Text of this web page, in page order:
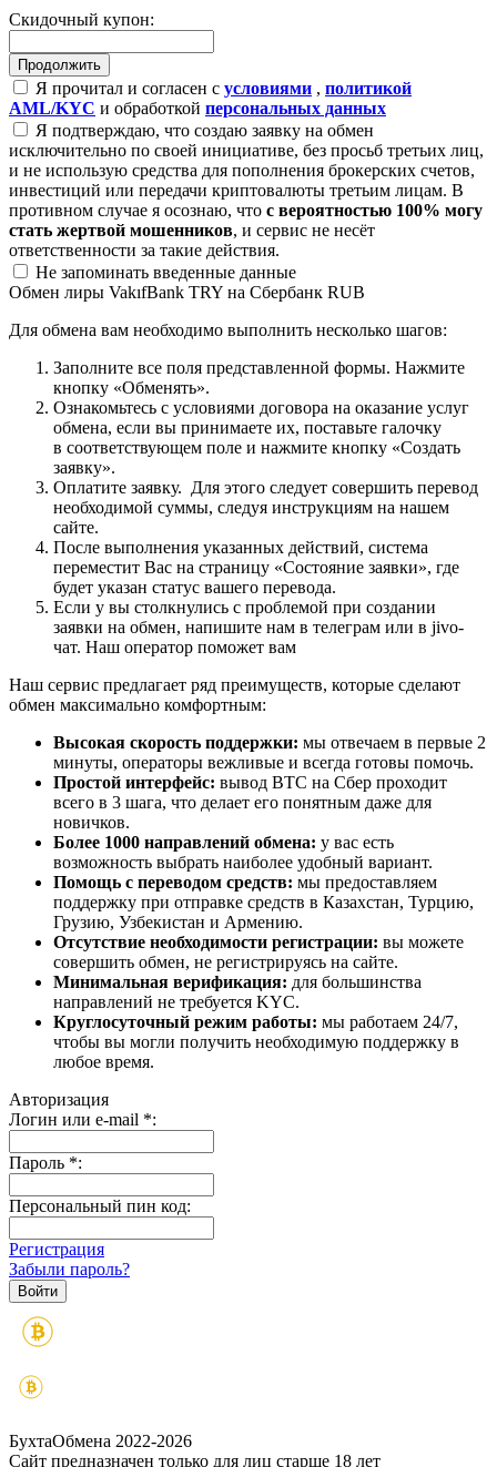
Скидочный купон:
Я прочитал и согласен с условиями , политикой
AML/KYC и обработкой персональных данных
Я подтверждаю, что создаю заявку на обмен
исключительно по своей инициативе, без просьб третьих лиц,
и не использую средства для пополнения брокерских счетов,
инвестиций или передачи криптовалюты третьим лицам. В
противном случае я осознаю, что с вероятностью 100% могу
стать жертвой мошенников, и сервис не несёт
ответственности за такие действия.
Не запоминать введенные данные
Обмен лиры VakıfBank TRY на Сбербанк RUB
Для обмена вам необходимо выполнить несколько шагов:
Заполните все поля представленной формы. Нажмите
кнопку «Обменять».
Ознакомьтесь с условиями договора на оказание услуг
обмена, если вы принимаете их, поставьте галочку
в соответствующем поле и нажмите кнопку «Создать
заявку».
Оплатите заявку. Для этого следует совершить перевод
необходимой суммы, следуя инструкциям на нашем
сайте.
После выполнения указанных действий, система
переместит Вас на страницу «Состояние заявки», где
будет указан статус вашего перевода.
Если у вы столкнулись с проблемой при создании
заявки на обмен, напишите нам в телеграм или в jivo-
чат. Наш оператор поможет вам
Наш сервис предлагает ряд преимуществ, которые сделают
обмен максимально комфортным:
Высокая скорость поддержки: мы отвечаем в первые 2
минуты, операторы вежливые и всегда готовы помочь.
Простой интерфейс: вывод BTC на Сбер проходит
всего в 3 шага, что делает его понятным даже для
новичков.
Более 1000 направлений обмена: у вас есть
возможность выбрать наиболее удобный вариант.
Помощь с переводом средств: мы предоставляем
поддержку при отправке средств в Казахстан, Турцию,
Грузию, Узбекистан и Армению.
Отсутствие необходимости регистрации: вы можете
совершить обмен, не регистрируясь на сайте.
Минимальная верификация: для большинства
направлений не требуется KYC.
Круглосуточный режим работы: мы работаем 24/7,
чтобы вы могли получить необходимую поддержку в
любое время.
Авторизация
Логин или e-mail *:
Пароль *:
Персональный пин код:
Регистрация
Забыли пароль?
БухтаОбмена 2022-2026
Сайт предназначен только для лиц старше 18 лет